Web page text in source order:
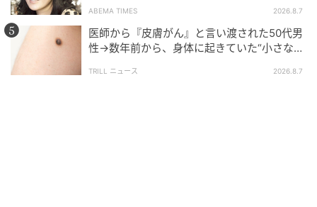
ABEMA TIMES 2026.8.7
医師から『皮膚がん』と言い渡された50代男
性→数年前から、身体に起きていた“小さな異
TRILL ニュース 2026.8.7